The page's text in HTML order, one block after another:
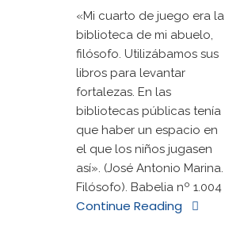
«Mi cuarto de juego era la
biblioteca de mi abuelo,
filósofo. Utilizábamos sus
libros para levantar
fortalezas. En las
bibliotecas públicas tenía
que haber un espacio en
el que los niños jugasen
así». (José Antonio Marina.
Filósofo). Babelia nº 1.004
Continue Reading